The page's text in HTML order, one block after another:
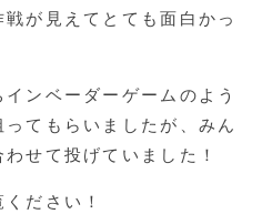
が見えてとても面白かっ
ンベーダーゲームのよう
てもらいましたが、みん
せて投げていました！
ださい！